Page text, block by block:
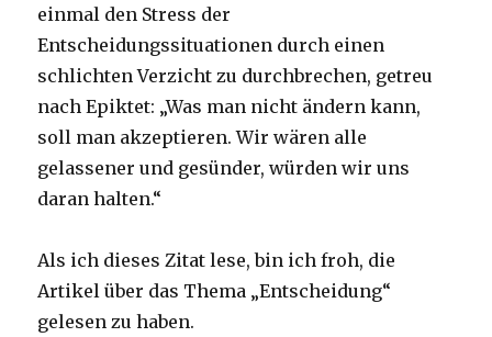
einmal den Stress der
Entscheidungssituationen durch einen
schlichten Verzicht zu durchbrechen, getreu
nach Epiktet: „Was man nicht ändern kann,
soll man akzeptieren. Wir wären alle
gelassener und gesünder, würden wir uns
daran halten.“
Als ich dieses Zitat lese, bin ich froh, die
Artikel über das Thema „Entscheidung“
gelesen zu haben.